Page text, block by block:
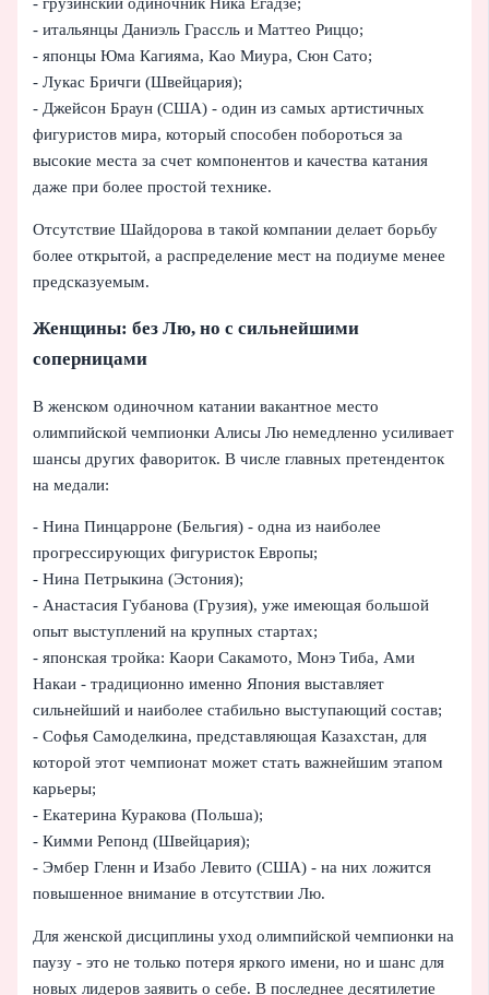
- итальянцы Даниэль Грассль и Маттео Риццо;
- японцы Юма Кагияма, Као Миура, Сюн Сато;
- Лукас Бричги (Швейцария);
- Джейсон Браун (США) - один из самых артистичных
фигуристов мира, который способен побороться за
высокие места за счет компонентов и качества катания
даже при более простой технике.
Отсутствие Шайдорова в такой компании делает борьбу
более открытой, а распределение мест на подиуме менее
предсказуемым.
Женщины: без Лю, но с сильнейшими
соперницами
В женском одиночном катании вакантное место
олимпийской чемпионки Алисы Лю немедленно усиливает
шансы других фавориток. В числе главных претенденток
на медали:
- Нина Пинцарроне (Бельгия) - одна из наиболее
прогрессирующих фигуристок Европы;
- Нина Петрыкина (Эстония);
- Анастасия Губанова (Грузия), уже имеющая большой
опыт выступлений на крупных стартах;
- японская тройка: Каори Сакамото, Монэ Тиба, Ами
Накаи - традиционно именно Япония выставляет
сильнейший и наиболее стабильно выступающий состав;
- Софья Самоделкина, представляющая Казахстан, для
которой этот чемпионат может стать важнейшим этапом
карьеры;
- Екатерина Куракова (Польша);
- Кимми Репонд (Швейцария);
- Эмбер Гленн и Изабо Левито (США) - на них ложится
повышенное внимание в отсутствии Лю.
Для женской дисциплины уход олимпийской чемпионки на
паузу - это не только потеря яркого имени, но и шанс для
новых лидеров заявить о себе. В последнее десятилетие